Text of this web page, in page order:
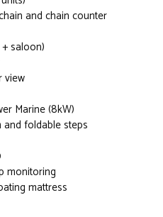
and chain counter
saloon)
view
Marine (8kW)
and foldable steps
monitoring
mattress